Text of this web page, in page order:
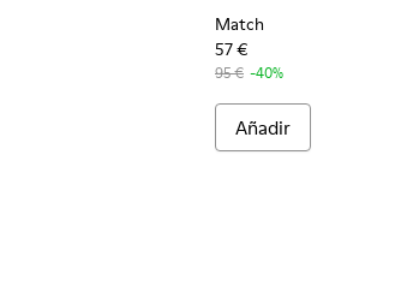
Match
57 €
95 € -40%
Añadir